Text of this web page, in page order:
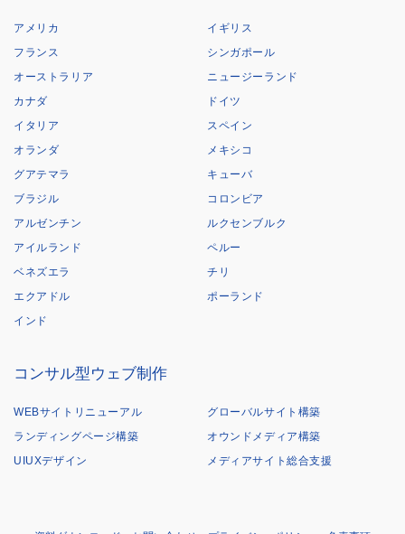
アメリカ
イギリス
フランス
シンガポール
オーストラリア
ニュージーランド
カナダ
ドイツ
イタリア
スペイン
オランダ
メキシコ
グアテマラ
キューバ
ブラジル
コロンビア
アルゼンチン
ルクセンブルク
アイルランド
ペルー
ベネズエラ
チリ
エクアドル
ポーランド
インド
コンサル型ウェブ制作
WEBサイトリニューアル
グローバルサイト構築
ランディングページ構築
オウンドメディア構築
UIUXデザイン
メディアサイト総合支援